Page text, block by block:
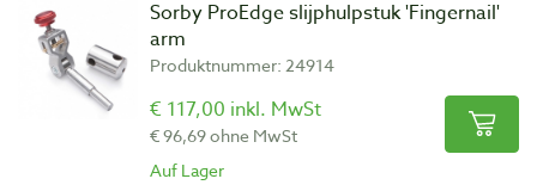
Sorby ProEdge slijphulpstuk 'Fingernail'
arm
Produktnummer: 24914
€ 117,00 inkl. MwSt
€ 96,69 ohne MwSt
Auf Lager